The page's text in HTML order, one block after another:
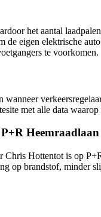
het aantal
de eigen elektrische
te voorkomen.
met alle data
Heemraadlaan
Hottentot is op
op brandstof, minder